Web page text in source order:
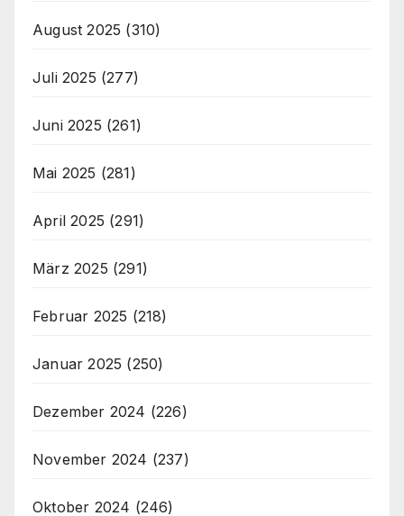
August 2025 (310)
Juli 2025 (277)
Juni 2025 (261)
Mai 2025 (281)
April 2025 (291)
März 2025 (291)
Februar 2025 (218)
Januar 2025 (250)
Dezember 2024 (226)
November 2024 (237)
Oktober 2024 (246)